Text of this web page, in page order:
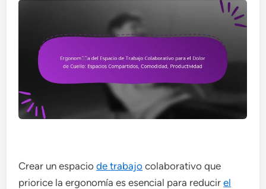
Crear un espaciode trabajo colaborativo que
priorice la ergonomía es esencial para reducirel